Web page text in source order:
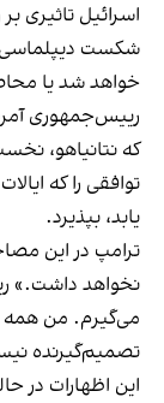
اسرائیل تاثیری
شکست دیپلماسی،
خواهد شد یا
رییس‌جمهوری
که نتانیاهو،
توافقی را که
یابد، بپذیرد.
ترامپ در این
نخواهد داشت.»
می‌گیرم. من همه
تصمیم‌گیرنده
این اظهارات در